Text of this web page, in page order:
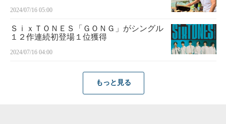
れてみよう」
2024/07/16 05:00
ＳｉｘＴＯＮＥＳ「ＧＯＮＧ」がシングル
１２作連続初登場１位獲得
2024/07/16 04:00
もっと見る